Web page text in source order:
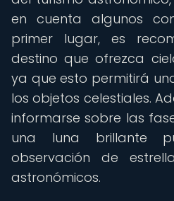
en cuenta algunos
primer lugar, es
destino que ofrezca
ya que esto permitirá
los objetos celestiales.
informarse sobre las
una luna brillante
observación de
astronómicos.